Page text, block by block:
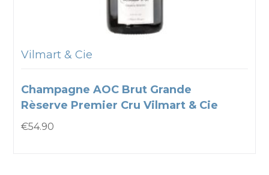
Vilmart & Cie
Champagne AOC Brut Grande
Rèserve Premier Cru Vilmart & Cie
€54.90